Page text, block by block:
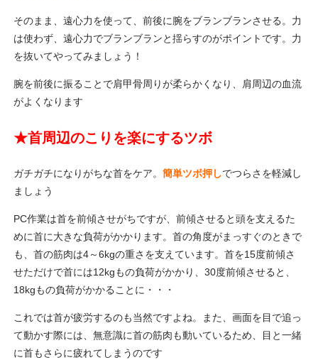
そのまま、遠心力を使って、前後に腕をブランブランさせる。力
は使わず、遠心力でブランブランと揺らすのがポイントです。力
を抜いてやってみましょう！
腕を前後に振ることで肩甲骨周りが柔らかくなり、肩周辺の血流
がよくなります
★首周辺のこりを楽にするツボ
ガチガチになりがちな首をケア。 簡単ツボ押しでつらさを軽減し
ましょう
PC作業は首を前傾させがちですが、前傾させると頭を支えるた
めに首に大きな負荷がかかります。首の角度がまっすぐのときで
も、首の筋肉は4～6kgの重さを支えています。首を15度前傾さ
せただけで首には12kgもの負荷がかかり、30度前傾させると、
18kgもの負荷がかかることに・・・
これでは首が疲労するのも当然ですよね。また、画面を目で追っ
て動かす際には、無意識に首の筋肉も動いているため、目と一緒
に首もさらに疲れてしまうのです